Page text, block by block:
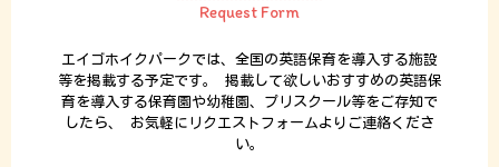
Request Form
エイゴホイクパークでは、全国の英語保育を導入する施設
等を掲載する予定です。 掲載して欲しいおすすめの英語保
育を導入する保育園や幼稚園、プリスクール等をご存知で
したら、 お気軽にリクエストフォームよりご連絡くださ
い。